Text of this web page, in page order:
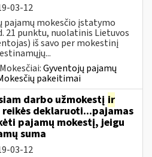
03-12
pajamų mokesčio įstatymo
21 punktu, nuolatinis Lietuvos
iš savo per mokestinį
Mokesčiai:Gyventojų pajamų
pakeitimai
darbo užmokestį ir
deklaruoti...pajamas
pajamų mokestį, jeigu
suma
03-12